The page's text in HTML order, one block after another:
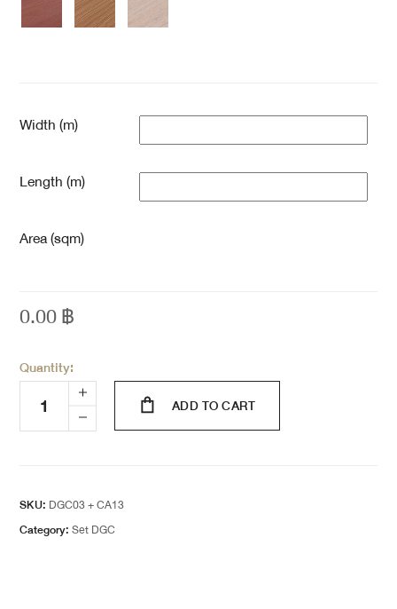
Width (m)
Length (m)
Area (sqm)
0.00฿
Quantity:
ADD TO CART
SKU: DGC03 + CA13
Category:Set DGC